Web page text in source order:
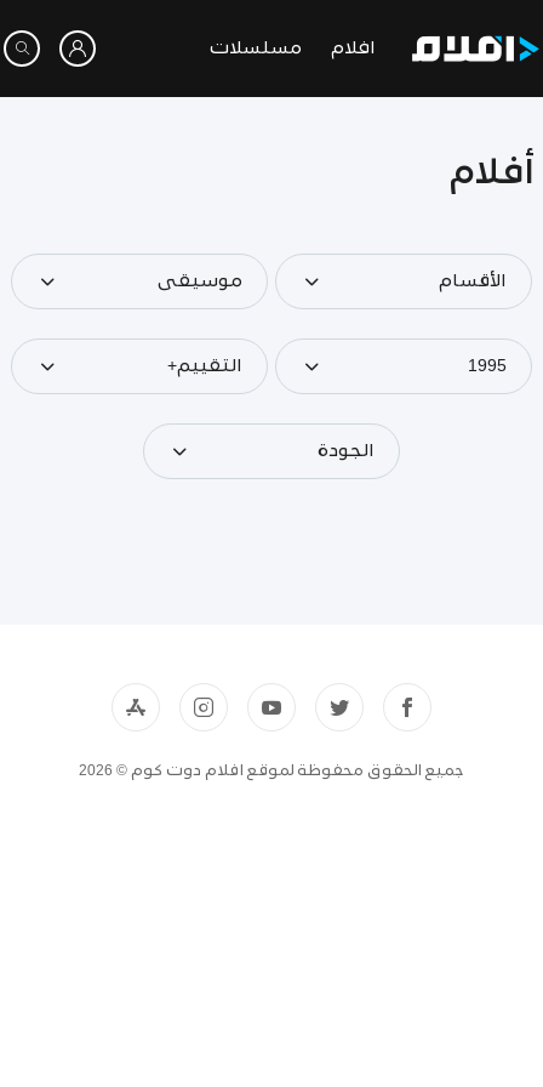
افلام مسلسلات
أفلام
الأقسام موسيقى
1995 التقييم+
الجودة
جميع الحقوق محفوظة لموقع افلام دوت كوم © 2026